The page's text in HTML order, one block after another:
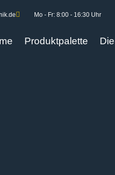
Mo - Fr: 8:00 - 16:30 Uhr
Produktpalette